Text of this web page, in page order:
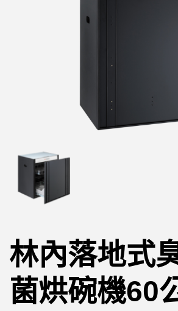
林內落地式
菌烘碗機60